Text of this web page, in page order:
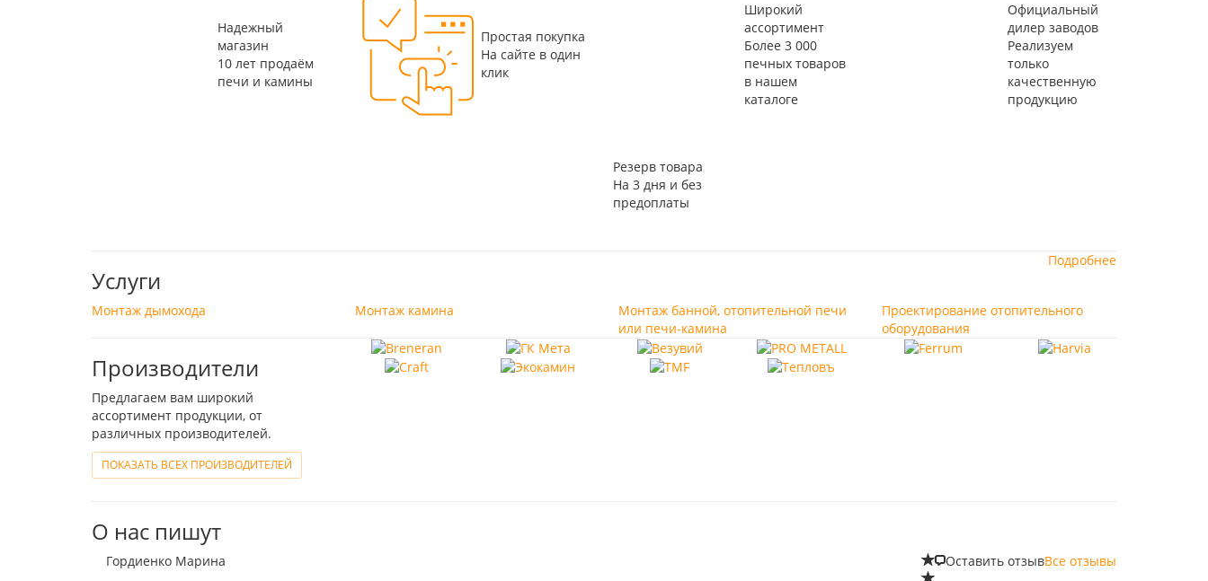
Надежный
магазин
10 лет продаём
печи и камины
Простая покупка
На сайте в один
клик
Широкий
ассортимент
Более 3 000
печных товаров
в нашем
каталоге
Официальный
дилер заводов
Реализуем
только
качественную
продукцию
Резерв товара
На 3 дня и без
предоплаты
Услуги
Подробнее
Монтаж дымохода Монтаж камина
Монтаж банной, отопительной печи
или печи-камина
Проектирование отопительного
оборудования
Производители
Предлагаем вам широкий
ассортимент продукции, от
различных производителей.
ПОКАЗАТЬ ВСЕХ ПРОИЗВОДИТЕЛЕЙ
О нас пишут
Все отзывы
Оставить отзыв
Гордиенко Марина